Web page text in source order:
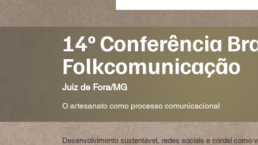
14º Conferência
Folkcomunicação
Juiz de Fora/MG
O artesanato como processo comunicacional
Desenvolvimento sustentável, redes sociais e cordel como